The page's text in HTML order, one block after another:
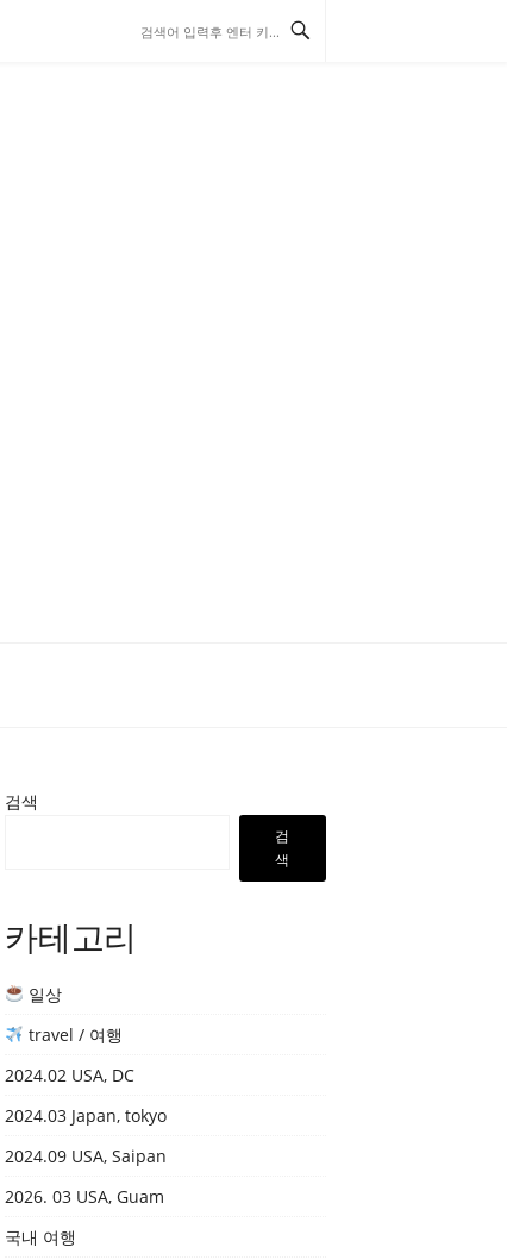
검색
검
색
카테고리
일상
travel / 여행
2024.02 USA, DC
2024.03 Japan, tokyo
2024.09 USA, Saipan
2026. 03 USA, Guam
국내 여행